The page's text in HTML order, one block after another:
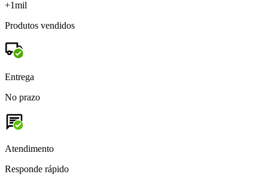
+1mil
Produtos vendidos
Entrega
No prazo
Atendimento
Responde rápido